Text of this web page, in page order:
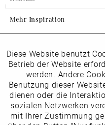
Mehr Inspiration
Folgen Sie
Newsletter
Funktionale
Marketing
Tracking
Diese Website benutzt
Betrieb der Website
werden. Andere
Benutzung dieser
dienen oder die
sozialen Netzwerken
mit Ihrer Zustimmung